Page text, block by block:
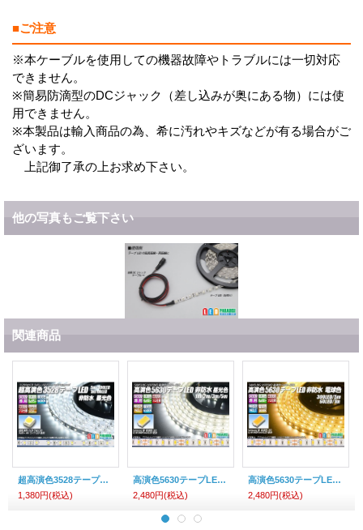
■ご注意
※本ケーブルを使用しての機器故障やトラブルには一切対応
できません。
※簡易防滴型のDCジャック（差し込みが奥にある物）には使
用できません。
※本製品は輸入商品の為、希に汚れやキズなどが有る場合がご
ざいます。
上記御了承の上お求め下さい。
他の写真もご覧下さい
関連商品
超高演色3528テープLED 60LED/m 非防水 昼光色 6000K 1-5m
1,380円(税込)
高演色5630テープLED 60LED/m 非防水 昼光色 6500K 1-5m
2,480円(税込)
高演色5630テープLED 60LED/m 非防水 電球色 3000K 1-5m
2,480円(税込)